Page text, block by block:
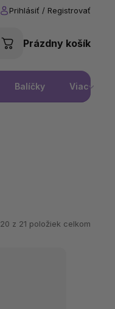
Prázdny košík
Balíčky Viac
20 z 21 položiek celkom